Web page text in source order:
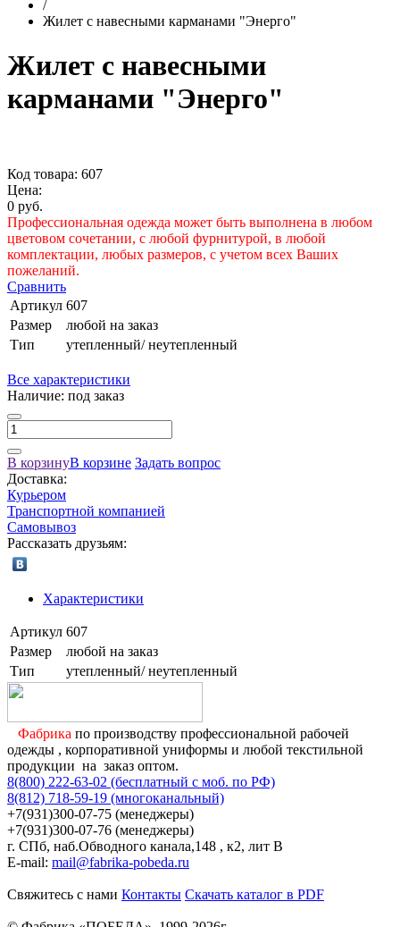
/
Жилет с навесными карманами "Энерго"
Жилет с навесными
карманами "Энерго"
Код товара: 607
Цена:
0 руб.
Профессиональная одежда может быть выполнена в любом
цветовом сочетании, с любой фурнитурой, в любой
комплектации, любых размеров, с учетом всех Ваших
пожеланий.
Сравнить
Артикул 607
Размер
любой на заказ
Тип
утепленный/ неутепленный
Все характеристики
Наличие: под заказ
В корзинуВ корзине Задать вопрос
Доставка:
Курьером
Транспортной компанией
Самовывоз
Рассказать друзьям:
Характеристики
Артикул 607
Размер
любой на заказ
Тип
утепленный/ неутепленный
Фабрика по производству профессиональной рабочей
одежды , корпоративной униформы и любой текстильной
продукции на заказ оптом.
8(800) 222-63-02 (бесплатный с моб. по РФ)
8(812) 718-59-19 (многоканальный)
+7(931)300-07-75 (менеджеры)
+7(931)300-07-76 (менеджеры)
г. СПб, наб.Обводного канала,148 , к2, лит В
E-mail: mail@fabrika-pobeda.ru
Свяжитесь с нами Контакты Скачать каталог в PDF